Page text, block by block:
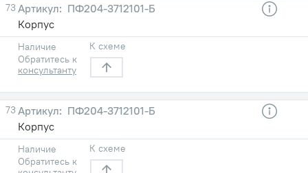
73
ПФ204-3712101-Б
Корпус
Наличие
Обратитесь к
консультанту
К схеме
73
ПФ204-3712101-Б
Корпус
Наличие
Обратитесь к
К схеме